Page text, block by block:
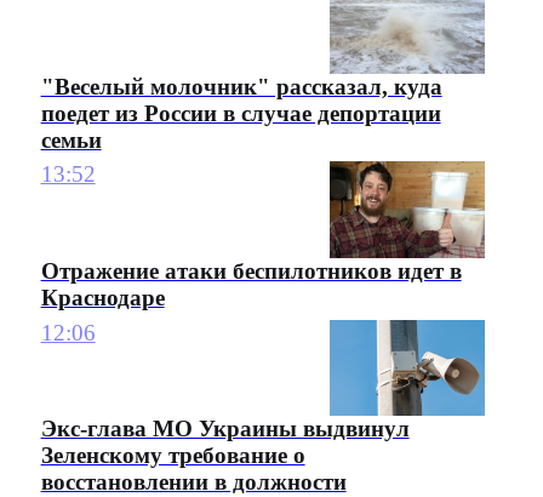
"Веселый молочник" рассказал, куда
поедет из России в случае депортации
семьи
13:52
Отражение атаки беспилотников идет в
Краснодаре
12:06
Экс-глава МО Украины выдвинул
Зеленскому требование о
восстановлении в должности